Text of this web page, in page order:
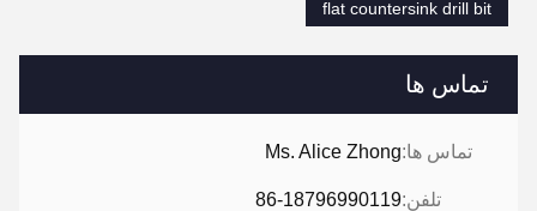
تماس ها
تماس ها:Ms. Alice Zhong
تلفن:86-18796990119
flat countersink drill bit